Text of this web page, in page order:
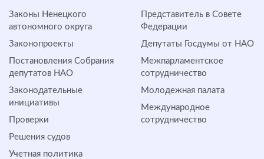
Законы Ненецкого
автономного округа
Законопроекты
Постановления Собрания
депутатов НАО
Законодательные
инициативы
Проверки
Решения судов
Учетная политика
Представитель в Совете
Федерации
Депутаты Госдумы от НАО
Межпарламентское
сотрудничество
Молодежная палата
Международное
сотрудничество